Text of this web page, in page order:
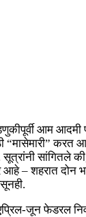
आम आदमी
“मासेमारी” करत
सूत्रांनी सांगितले
– शहरात दोन
जून फेडरल